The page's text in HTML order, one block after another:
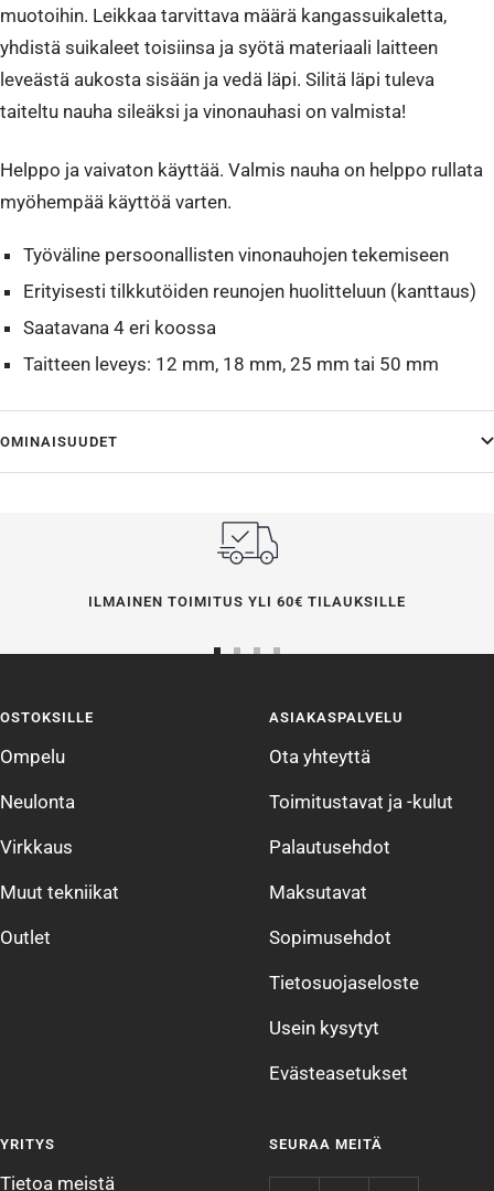
muotoihin. Leikkaa tarvittava määrä kangassuikaletta,
yhdistä suikaleet toisiinsa ja syötä materiaali laitteen
leveästä aukosta sisään ja vedä läpi. Silitä läpi tuleva
taiteltu nauha sileäksi ja vinonauhasi on valmista!
Helppo ja vaivaton käyttää. Valmis nauha on helppo rullata
myöhempää käyttöä varten.
Työväline persoonallisten vinonauhojen tekemiseen
Erityisesti tilkkutöiden reunojen huolitteluun (kanttaus)
Saatavana 4 eri koossa
Taitteen leveys: 12 mm, 18 mm, 25 mm tai 50 mm
OMINAISUUDET
ILMAINEN TOIMITUS YLI 60€ TILAUKSILLE
4
OSTOKSILLE
Ompelu
Neulonta
Virkkaus
Muut tekniikat
Outlet
ASIAKASPALVELU
Ota yhteyttä
Toimitustavat ja -kulut
Palautusehdot
Maksutavat
Sopimusehdot
Tietosuojaseloste
Usein kysytyt
Evästeasetukset
YRITYS
Tietoa meistä
SEURAA MEITÄ